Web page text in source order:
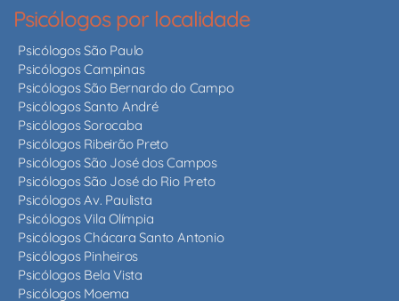
Psicólogos por localidade
Psicólogos São Paulo
Psicólogos Campinas
Psicólogos São Bernardo do Campo
Psicólogos Santo André
Psicólogos Sorocaba
Psicólogos Ribeirão Preto
Psicólogos São José dos Campos
Psicólogos São José do Rio Preto
Psicólogos Av. Paulista
Psicólogos Vila Olímpia
Psicólogos Chácara Santo Antonio
Psicólogos Pinheiros
Psicólogos Bela Vista
Psicólogos Moema